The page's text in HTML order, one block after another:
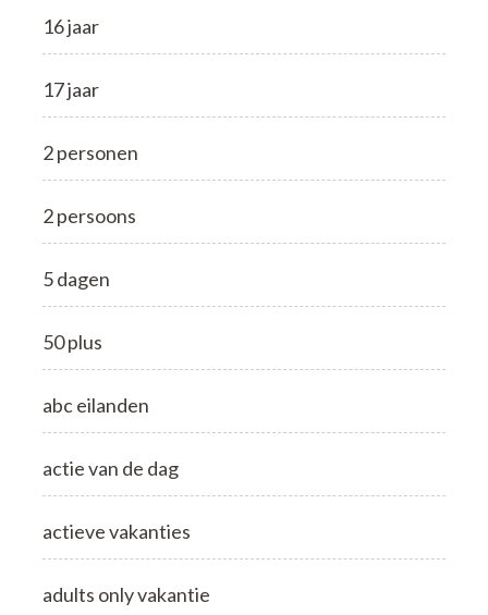
16 jaar
17 jaar
2 personen
2 persoons
5 dagen
50 plus
abc eilanden
actie van de dag
actieve vakanties
adults only vakantie